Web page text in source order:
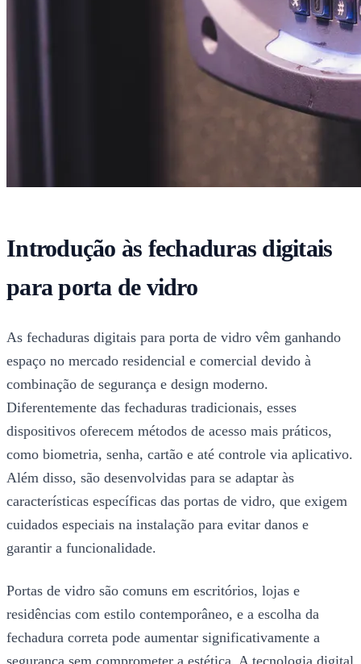
Introdução às fechaduras digitais
para porta de vidro
As fechaduras digitais para porta de vidro vêm ganhando
espaço no mercado residencial e comercial devido à
combinação de segurança e design moderno.
Diferentemente das fechaduras tradicionais, esses
dispositivos oferecem métodos de acesso mais práticos,
como biometria, senha, cartão e até controle via aplicativo.
Além disso, são desenvolvidas para se adaptar às
características específicas das portas de vidro, que exigem
cuidados especiais na instalação para evitar danos e
garantir a funcionalidade.
Portas de vidro são comuns em escritórios, lojas e
residências com estilo contemporâneo, e a escolha da
fechadura correta pode aumentar significativamente a
segurança sem comprometer a estética. A tecnologia digital